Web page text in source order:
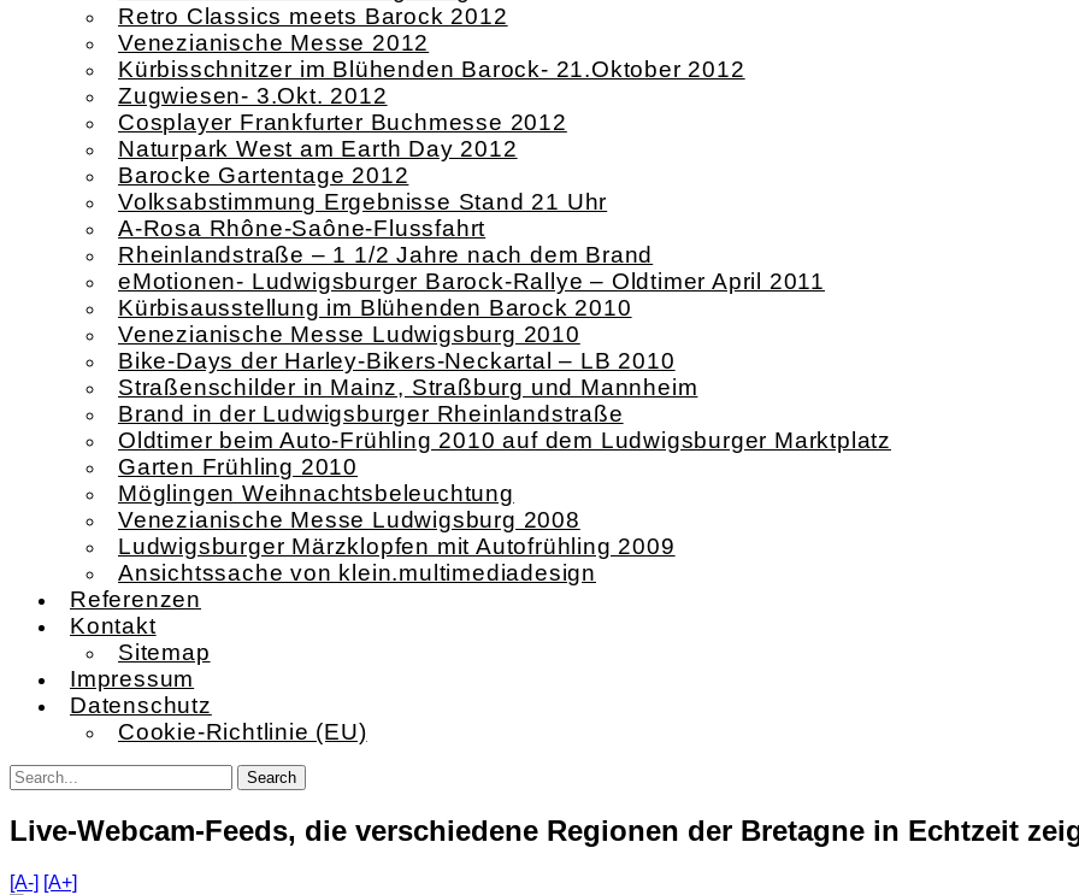
Retro Classics meets Barock 2012
Venezianische Messe 2012
Kürbisschnitzer im Blühenden Barock- 21.Oktober 2012
Zugwiesen- 3.Okt. 2012
Cosplayer Frankfurter Buchmesse 2012
Naturpark West am Earth Day 2012
Barocke Gartentage 2012
Volksabstimmung Ergebnisse Stand 21 Uhr
A-Rosa Rhône-Saône-Flussfahrt
Rheinlandstraße – 1 1/2 Jahre nach dem Brand
eMotionen- Ludwigsburger Barock-Rallye – Oldtimer April 2011
Kürbisausstellung im Blühenden Barock 2010
Venezianische Messe Ludwigsburg 2010
Bike-Days der Harley-Bikers-Neckartal – LB 2010
Straßenschilder in Mainz, Straßburg und Mannheim
Brand in der Ludwigsburger Rheinlandstraße
Oldtimer beim Auto-Frühling 2010 auf dem Ludwigsburger Marktplatz
Garten Frühling 2010
Möglingen Weihnachtsbeleuchtung
Venezianische Messe Ludwigsburg 2008
Ludwigsburger Märzklopfen mit Autofrühling 2009
Ansichtssache von klein.multimediadesign
Referenzen
Kontakt
Sitemap
Impressum
Datenschutz
Cookie-Richtlinie (EU)
Live-Webcam-Feeds, die verschiedene Regionen der Bretagne in Echtzeit
[A-] [A+]